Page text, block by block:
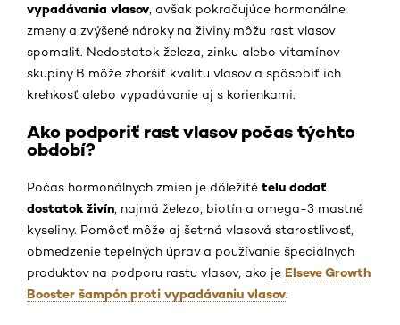
vypadávania vlasov , avšak pokračujúce hormonálne
zmeny a zvýšené nároky na živiny môžu rast vlasov
spomaliť. Nedostatok železa, zinku alebo vitamínov
skupiny B môže zhoršiť kvalitu vlasov a spôsobiť ich
krehkosť alebo vypadávanie aj s korienkami.
Ako podporiť rast vlasov počas týchto
období?
Počas hormonálnych zmien je dôležité telu dodať
dostatok živín , najmä železo, biotín a omega-3 mastné
kyseliny. Pomôcť môže aj šetrná vlasová starostlivosť,
obmedzenie tepelných úprav a používanie špeciálnych
produktov na podporu rastu vlasov, ako je Elseve Growth
Booster šampón proti vypadávaniu vlasov.